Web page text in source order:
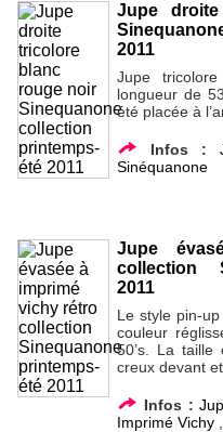
Jupe
2011
Jupe
longueur de
été placée à
Infos :
Sinéquanone
Jupe
collection
2011
Le style pin-
couleur
50’s. La
creux devant
Infos :
Imprimé Vichy,